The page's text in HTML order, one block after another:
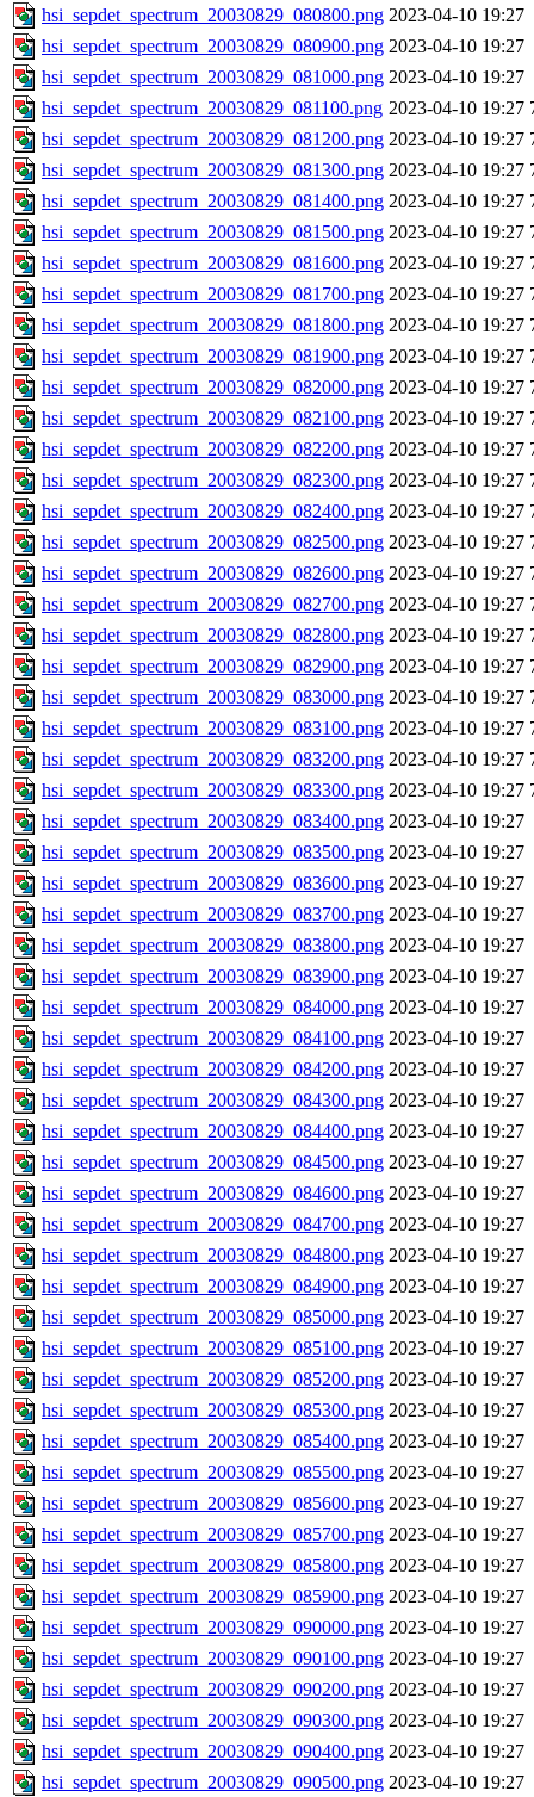
hsi_sepdet_spectrum_20030829_080800.png 2023-04-10 19:27
hsi_sepdet_spectrum_20030829_080900.png 2023-04-10 19:27
hsi_sepdet_spectrum_20030829_081000.png 2023-04-10 19:27
hsi_sepdet_spectrum_20030829_081100.png 2023-04-10 19:27
hsi_sepdet_spectrum_20030829_081200.png 2023-04-10 19:27
hsi_sepdet_spectrum_20030829_081300.png 2023-04-10 19:27
hsi_sepdet_spectrum_20030829_081400.png 2023-04-10 19:27
hsi_sepdet_spectrum_20030829_081500.png 2023-04-10 19:27
hsi_sepdet_spectrum_20030829_081600.png 2023-04-10 19:27
hsi_sepdet_spectrum_20030829_081700.png 2023-04-10 19:27
hsi_sepdet_spectrum_20030829_081800.png 2023-04-10 19:27
hsi_sepdet_spectrum_20030829_081900.png 2023-04-10 19:27
hsi_sepdet_spectrum_20030829_082000.png 2023-04-10 19:27
hsi_sepdet_spectrum_20030829_082100.png 2023-04-10 19:27
hsi_sepdet_spectrum_20030829_082200.png 2023-04-10 19:27
hsi_sepdet_spectrum_20030829_082300.png 2023-04-10 19:27
hsi_sepdet_spectrum_20030829_082400.png 2023-04-10 19:27
hsi_sepdet_spectrum_20030829_082500.png 2023-04-10 19:27
hsi_sepdet_spectrum_20030829_082600.png 2023-04-10 19:27
hsi_sepdet_spectrum_20030829_082700.png 2023-04-10 19:27
hsi_sepdet_spectrum_20030829_082800.png 2023-04-10 19:27
hsi_sepdet_spectrum_20030829_082900.png 2023-04-10 19:27
hsi_sepdet_spectrum_20030829_083000.png 2023-04-10 19:27
hsi_sepdet_spectrum_20030829_083100.png 2023-04-10 19:27
hsi_sepdet_spectrum_20030829_083200.png 2023-04-10 19:27
hsi_sepdet_spectrum_20030829_083300.png 2023-04-10 19:27
hsi_sepdet_spectrum_20030829_083400.png 2023-04-10 19:27
hsi_sepdet_spectrum_20030829_083500.png 2023-04-10 19:27
hsi_sepdet_spectrum_20030829_083600.png 2023-04-10 19:27
hsi_sepdet_spectrum_20030829_083700.png 2023-04-10 19:27
hsi_sepdet_spectrum_20030829_083800.png 2023-04-10 19:27
hsi_sepdet_spectrum_20030829_083900.png 2023-04-10 19:27
hsi_sepdet_spectrum_20030829_084000.png 2023-04-10 19:27
hsi_sepdet_spectrum_20030829_084100.png 2023-04-10 19:27
hsi_sepdet_spectrum_20030829_084200.png 2023-04-10 19:27
hsi_sepdet_spectrum_20030829_084300.png 2023-04-10 19:27
hsi_sepdet_spectrum_20030829_084400.png 2023-04-10 19:27
hsi_sepdet_spectrum_20030829_084500.png 2023-04-10 19:27
hsi_sepdet_spectrum_20030829_084600.png 2023-04-10 19:27
hsi_sepdet_spectrum_20030829_084700.png 2023-04-10 19:27
hsi_sepdet_spectrum_20030829_084800.png 2023-04-10 19:27
hsi_sepdet_spectrum_20030829_084900.png 2023-04-10 19:27
hsi_sepdet_spectrum_20030829_085000.png 2023-04-10 19:27
hsi_sepdet_spectrum_20030829_085100.png 2023-04-10 19:27
hsi_sepdet_spectrum_20030829_085200.png 2023-04-10 19:27
hsi_sepdet_spectrum_20030829_085300.png 2023-04-10 19:27
hsi_sepdet_spectrum_20030829_085400.png 2023-04-10 19:27
hsi_sepdet_spectrum_20030829_085500.png 2023-04-10 19:27
hsi_sepdet_spectrum_20030829_085600.png 2023-04-10 19:27
hsi_sepdet_spectrum_20030829_085700.png 2023-04-10 19:27
hsi_sepdet_spectrum_20030829_085800.png 2023-04-10 19:27
hsi_sepdet_spectrum_20030829_085900.png 2023-04-10 19:27
hsi_sepdet_spectrum_20030829_090000.png 2023-04-10 19:27
hsi_sepdet_spectrum_20030829_090100.png 2023-04-10 19:27
hsi_sepdet_spectrum_20030829_090200.png 2023-04-10 19:27
hsi_sepdet_spectrum_20030829_090300.png 2023-04-10 19:27
hsi_sepdet_spectrum_20030829_090400.png 2023-04-10 19:27
hsi_sepdet_spectrum_20030829_090500.png 2023-04-10 19:27